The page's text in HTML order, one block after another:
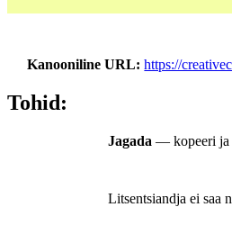
Kanooniline URL https://
Tohid:
Jagada — kopeeri ja
Litsentsiandja ei saa